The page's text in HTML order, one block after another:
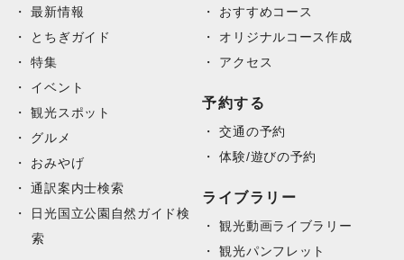
最新情報
とちぎガイド
特集
イベント
観光スポット
グルメ
おみやげ
通訳案内士検索
日光国立公園自然ガイド検
索
おすすめコース
オリジナルコース作成
アクセス
予約する
交通の予約
体験/遊びの予約
ライブラリー
観光動画ライブラリー
観光パンフレット